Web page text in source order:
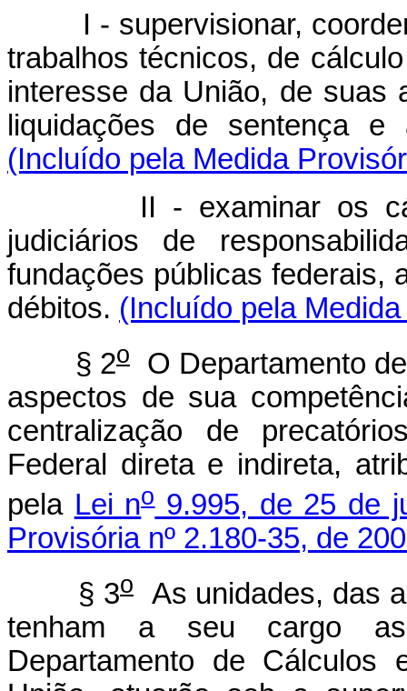
I - supervisionar,
trabalhos técnicos, de
interesse da União, de suas
liquidações de sentença
(Incluído pela Medida
II - examinar os
judiciários de
fundações públicas federais,
débitos. (Incluído pela
§ 2o
O Departamento
aspectos de sua
centralização de
Federal direta e indireta,
pela Lei no9.995, de 25 de
Provisória nº 2.180-35, de
§ 3o
As unidades, das
tenham a seu cargo
Departamento de Cálculos